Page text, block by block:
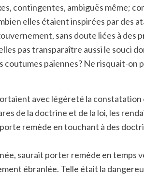
contingentes, ambiguës même;
elles étaient inspirées par des
sans doute liées à des
pas transparaître aussi le souci
païennes? Ne risquait-
avec légèreté la
de la doctrine et de la loi, les
remède en touchant à des
saurait porter remède en temps
ébranlée. Telle était la